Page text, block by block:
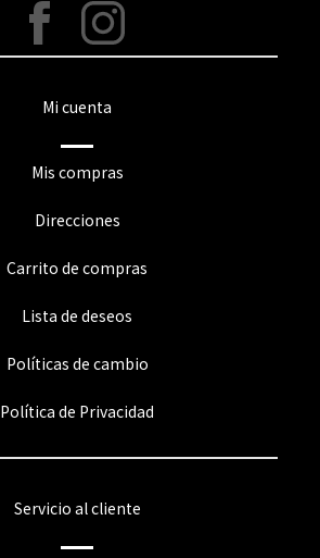
Mi cuenta
Mis compras
Direcciones
Carrito de compras
Lista de deseos
Políticas de cambio
Política de Privacidad
Servicio al cliente